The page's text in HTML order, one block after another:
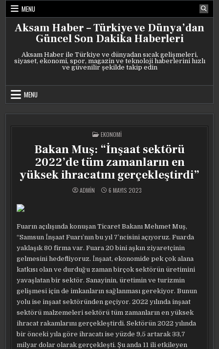
Skip
content
MENU
Aksam Haber – Türkiye ve Dünya’dan
Güncel Son Dakika Haberleri
Aksam Haber ile Türkiye ve dünyadan sıcak gelişmeleri,
siyaset, ekonomi, spor, magazin ve teknoloji haberlerini hızlı
ve güvenilir şekilde takip edin
MENU
POSTED
IN
EKONOMI
Bakan Muş: “İnşaat sektörü
2022’de tüm zamanların en
yüksek ihracatını gerçekleştirdi”
ADMIN 6 MAYIS 2023
Fuarın açılışında konuşan Ticaret Bakanı Mehmet Muş,
“Samsun İnşaat Fuarı’nın bu yıl 7’ncisini açıyoruz. Fuarda
yaklaşık 80 firma var. Fuara 20 bini aşkın ziyaretçinin
gelmesini hedefliyoruz. İnşaat, ekonomide pek çok alana
katkısı olan ve durduğu zaman birçok sektörün üretimini
yavaşlatan bir sektör. Sanayinin, üretimin ve turizmin
gelişmesi için de imkanların sağlanması gerekiyor. Bunun
yolu ise inşaat sektöründen geçiyor. 2022 yılında inşaat
sektörü malzemeleri sektörü tüm zamanların en yüksek
ihracat rakamlarını gerçekleştirdi. Sektörün 2022 yılında
bir önceki yıla göre ihracatı ise yüzde 9,5 artarak 33,7
milyar dolar olarak gerçekleşti. Şu anda 11 ili etkileyen